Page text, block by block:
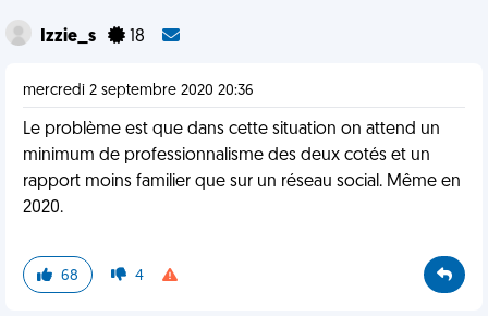
Izzie_s 18
mercredi 2 septembre 2020 20:36
Le problème est que dans cette situation on attend un
minimum de professionnalisme des deux cotés et un
rapport moins familier que sur un réseau social. Même en
2020.
68 4